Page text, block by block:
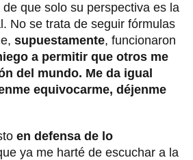
que solo su perspectiva es la
No se trata de seguir fórmulas
supuestamente, funcionaron
a permitir que otros me
del mundo. Me da igual
equivocarme, déjenme
en defensa de lo
ya me harté de escuchar a la